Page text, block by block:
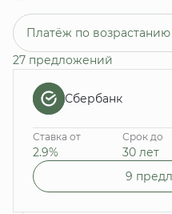
Платёж по возрастанию
27 предложений
Сбербанк
Ставка от
2.9%
Срок до
30 лет
9